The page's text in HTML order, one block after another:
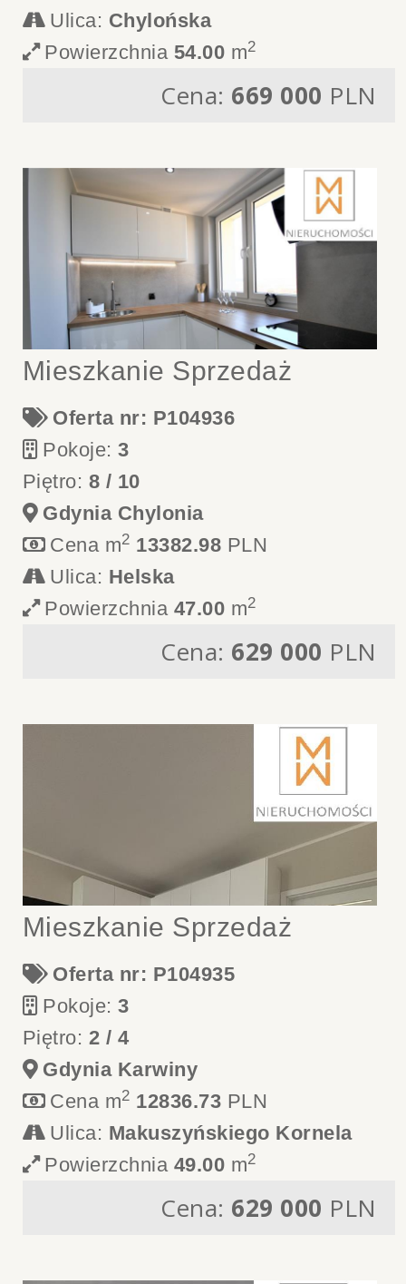
Ulica: Chylońska
Powierzchnia 54.00 m2
Cena: 669 000 PLN
Mieszkanie Sprzedaż
Oferta nr: P104936
Pokoje:3
Piętro: 8 / 10
Gdynia Chylonia
Cena m2 13382.98 PLN
Ulica: Helska
Powierzchnia 47.00 m2
Cena: 629 000 PLN
Mieszkanie Sprzedaż
Oferta nr: P104935
Pokoje:3
Piętro: 2 / 4
Gdynia Karwiny
Cena m2 12836.73 PLN
Ulica: Makuszyńskiego Kornela
Powierzchnia 49.00 m2
Cena: 629 000 PLN